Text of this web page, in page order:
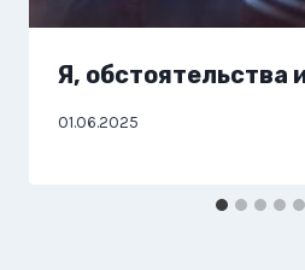
Я, обстоятельства
01.06.2025